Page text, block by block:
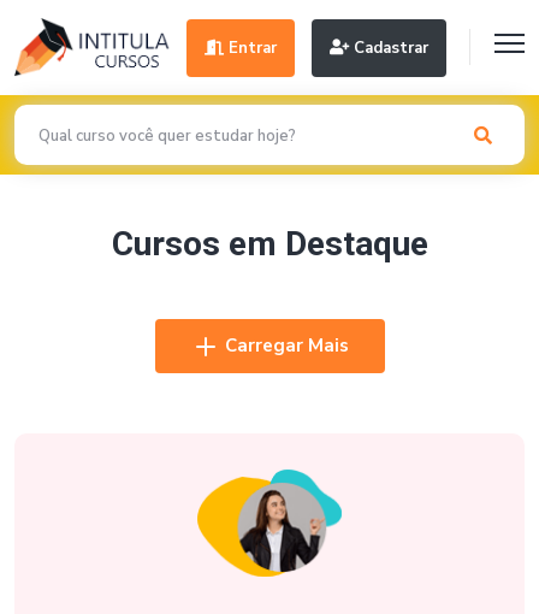
Entrar Cadastrar
Cursos em Destaque
Carregar Mais